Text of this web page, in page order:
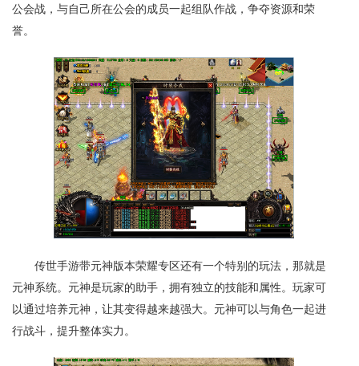
公会战，与自己所在公会的成员一起组队作战，争夺资源和荣
誉。
传世手游带元神版本荣耀专区还有一个特别的玩法，那就是
元神系统。元神是玩家的助手，拥有独立的技能和属性。玩家可
以通过培养元神，让其变得越来越强大。元神可以与角色一起进
行战斗，提升整体实力。